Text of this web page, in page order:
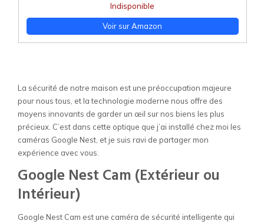
Indisponible
Voir sur Amazon
La sécurité de notre maison est une préoccupation majeure
pour nous tous, et la technologie moderne nous offre des
moyens innovants de garder un œil sur nos biens les plus
précieux. C’est dans cette optique que j’ai installé chez moi les
caméras Google Nest, et je suis ravi de partager mon
expérience avec vous.
Google Nest Cam (Extérieur ou
Intérieur)
Google Nest Cam est une caméra de sécurité intelligente qui